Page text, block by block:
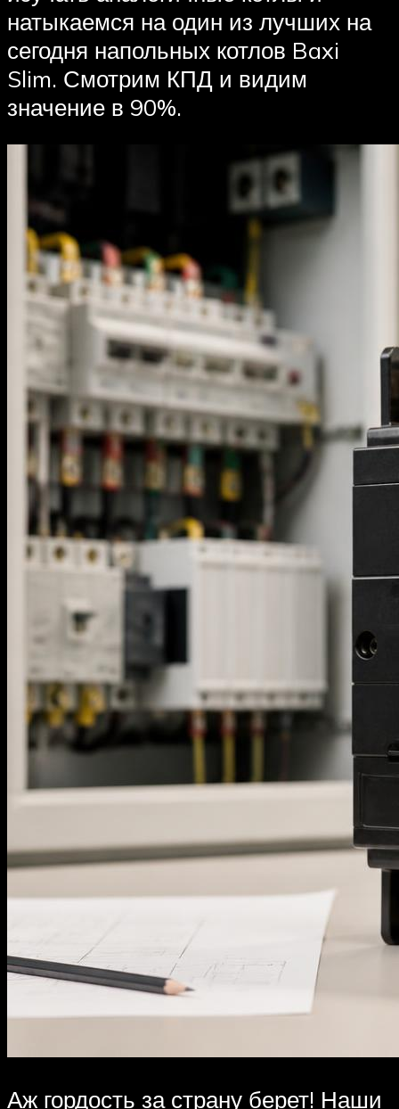
натыкаемся на один из лучших на
сегодня напольных котлов Baxi
Slim. Смотрим КПД и видим
значение в 90%.
Аж гордость за страну берет! Наши